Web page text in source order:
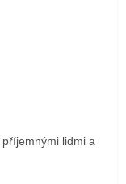
lidmi a